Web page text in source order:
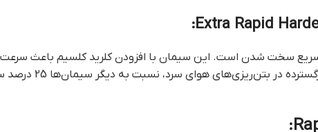
سریع سخت شدن است. این سیمان با افزودن کلرید کلسیم باعث
هوای سرد، نسبت به دیگر سیمان‌ها 25 درصد سریع‌تر تنظیم و